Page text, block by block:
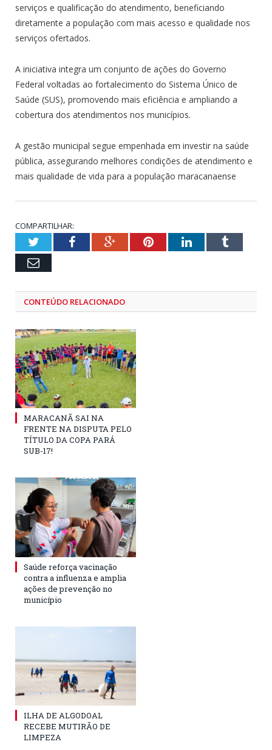
serviços e qualificação do atendimento, beneficiando
diretamente a população com mais acesso e qualidade nos
serviços ofertados.
A iniciativa integra um conjunto de ações do Governo
Federal voltadas ao fortalecimento do Sistema Único de
Saúde (SUS), promovendo mais eficiência e ampliando a
cobertura dos atendimentos nos municípios.
A gestão municipal segue empenhada em investir na saúde
pública, assegurando melhores condições de atendimento e
mais qualidade de vida para a população maracanaense
COMPARTILHAR:
TwitterFacebookGoogle+PinterestLinkedInTumblr
Email
CONTEÚDO RELACIONADO
MARACANÃ SAI NA
FRENTE NA DISPUTA PELO
TÍTULO DA COPA PARÁ
SUB-17!
Saúde reforça vacinação
contra a influenza e amplia
ações de prevenção no
município
ILHA DE ALGODOAL
RECEBE MUTIRÃO DE
LIMPEZA